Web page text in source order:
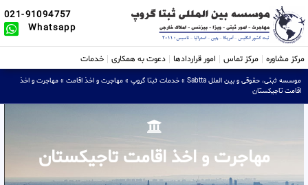
021-91094757
Whatsapp
مرکز مشاوره مرکز تماس امور قراردادها دعوت به همکاری خدمات
موسسه ثبتی، حقوقی و بین الملل Sabtta » خدمات ثبتا گروپ » مهاجرت و اخذ اقامت » مهاجرت و اخذ
اقامت تاجیکستان
مهاجرت و اخذ اقامت تاجیکستان